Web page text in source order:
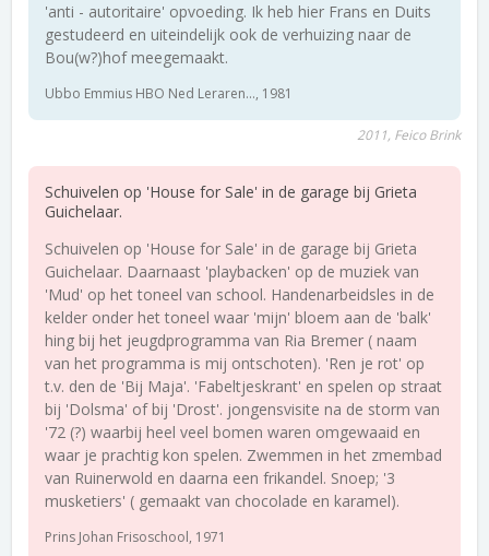
'anti - autoritaire' opvoeding. Ik heb hier Frans en Duits
gestudeerd en uiteindelijk ook de verhuizing naar de
Bou(w?)hof meegemaakt.
Ubbo Emmius HBO Ned Leraren..., 1981
2011, Feico Brink
Schuivelen op 'House for Sale' in de garage bij Grieta
Guichelaar.
Schuivelen op 'House for Sale' in de garage bij Grieta
Guichelaar. Daarnaast 'playbacken' op de muziek van
'Mud' op het toneel van school. Handenarbeidsles in de
kelder onder het toneel waar 'mijn' bloem aan de 'balk'
hing bij het jeugdprogramma van Ria Bremer ( naam
van het programma is mij ontschoten). 'Ren je rot' op
t.v. den de 'Bij Maja'. 'Fabeltjeskrant' en spelen op straat
bij 'Dolsma' of bij 'Drost'. jongensvisite na de storm van
'72 (?) waarbij heel veel bomen waren omgewaaid en
waar je prachtig kon spelen. Zwemmen in het zmembad
van Ruinerwold en daarna een frikandel. Snoep; '3
musketiers' ( gemaakt van chocolade en karamel).
Prins Johan Frisoschool, 1971